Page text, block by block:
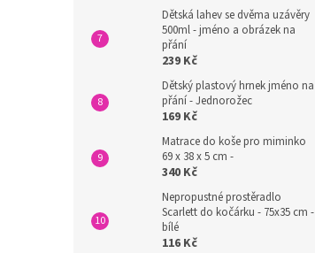
Dětská lahev se dvěma uzávěry
500ml - jméno a obrázek na
přání
239 Kč
Dětský plastový hrnek jméno na
přání - Jednorožec
169 Kč
Matrace do koše pro miminko
69 x 38 x 5 cm -
340 Kč
Nepropustné prostěradlo
Scarlett do kočárku - 75x35 cm -
bílé
116 Kč